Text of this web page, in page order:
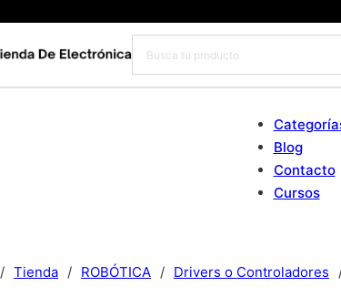
Blog
Contacto
Cursos
/ Tienda / ROBÓTICA / Drivers o Controladores